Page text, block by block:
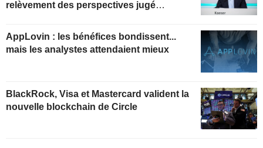
relèvement des perspectives jugé
actuelles
AppLovin : les bénéfices bondissent...
mais les analystes attendaient mieux
BlackRock, Visa et Mastercard valident la
nouvelle blockchain de Circle